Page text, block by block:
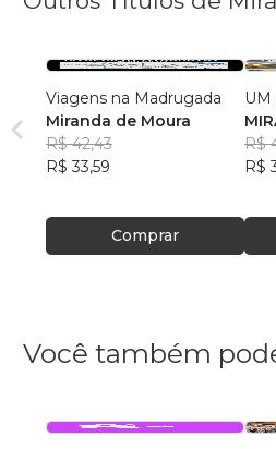
Viagens na Madrugada
Miranda de Moura
R$ 42,43
R$ 33,59
Comprar
UM
R$
R$
Você também